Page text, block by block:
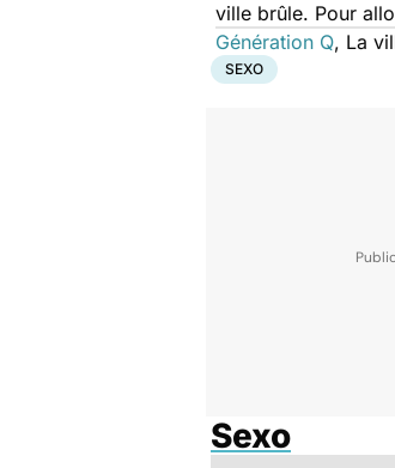
ville brûle. Pour
Génération Q, La
SEXO
Sexo